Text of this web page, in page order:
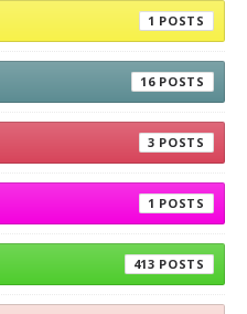
1
16
3
1
413